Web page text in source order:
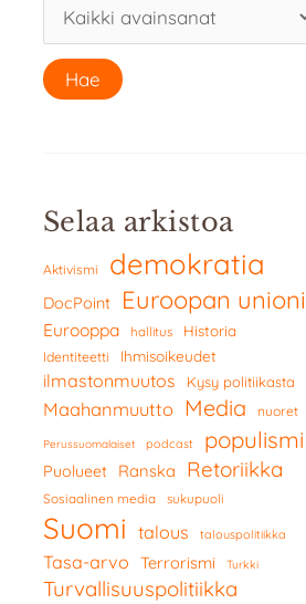
Selaa arkistoa
Aktivismi demokratia
DocPoint Euroopan unioni
Eurooppa hallitus Historia
Identiteetti Ihmisoikeudet
ilmastonmuutos Kysy politiikasta
Maahanmuutto Media nuoret
Perussuomalaiset podcast populismi
Puolueet Ranska Retoriikka
Sosiaalinen media sukupuoli
Suomi talous talouspolitiikka
Tasa-arvo Terrorismi Turkki
Turvallisuuspolitiikka